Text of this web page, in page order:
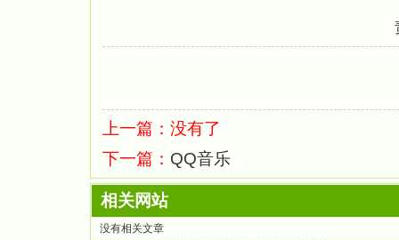
上一篇：没有了
下一篇： QQ音乐
相关网站
没有相关文章